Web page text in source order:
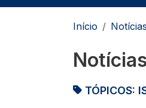
Início Notícias
Notícias
TÓPICOS: